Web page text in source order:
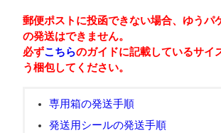
郵便ポストに投函できない場合、ゆうパ
の発送はできません。
必ずこちらのガイドに記載しているサイ
う梱包してください。
専用箱の発送手順
発送用シールの発送手順